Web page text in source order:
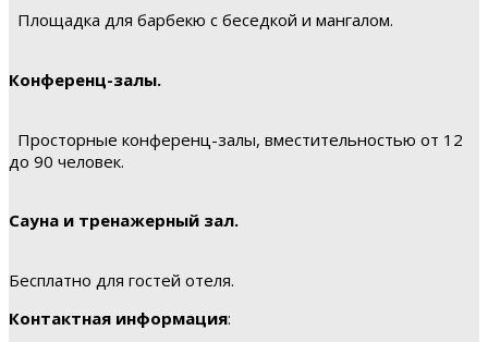
Площадка для барбекю с беседкой и мангалом.
Конференц-залы.
Просторные конференц-залы, вместительностью от 12
до 90 человек.
Сауна и тренажерный зал.
Бесплатно для гостей отеля.
Контактная информация: